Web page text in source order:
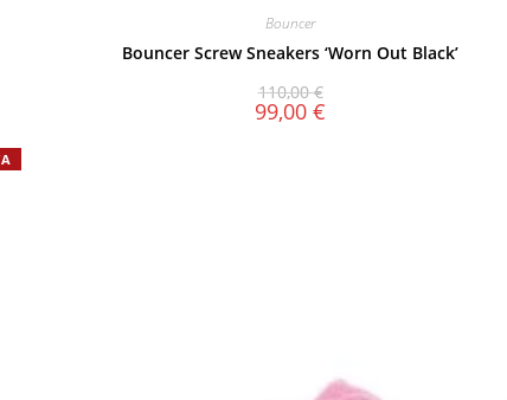
Bouncer
Bouncer Screw Sneakers ‘Worn Out Black’
110,00€
99,00 €